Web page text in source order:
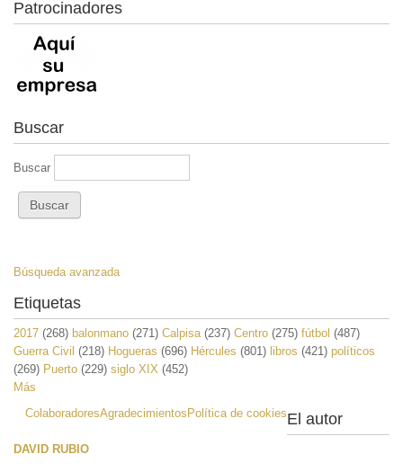
Patrocinadores
Buscar
Buscar
Búsqueda avanzada
Etiquetas
2017 (268) balonmano (271) Calpisa(237) Centro (275) fútbol (487)
Guerra Civil (218) Hogueras (696) Hércules (801) libros (421) políticos
(269) Puerto (229) siglo XIX (452)
Más
ColaboradoresAgradecimientosPolítica de cookiesEl autor
DAVID RUBIO